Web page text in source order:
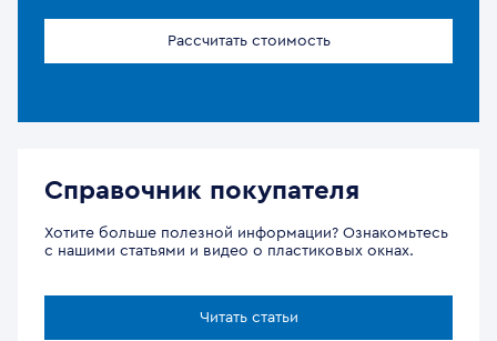
Рассчитать стоимость
Справочник покупателя
Хотите больше полезной информации? Ознакомьтесь
с нашими статьями и видео о пластиковых окнах.
Читать статьи